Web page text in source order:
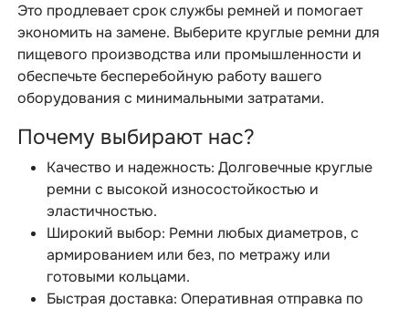
Это продлевает срок службы ремней и помогает
экономить на замене. Выберите круглые ремни для
пищевого производства или промышленности и
обеспечьте бесперебойную работу вашего
оборудования с минимальными затратами.
Почему выбирают нас?
Качество и надежность: Долговечные круглые
ремни с высокой износостойкостью и
эластичностью.
Широкий выбор: Ремни любых диаметров, с
армированием или без, по метражу или
готовыми кольцами.
Быстрая доставка: Оперативная отправка по